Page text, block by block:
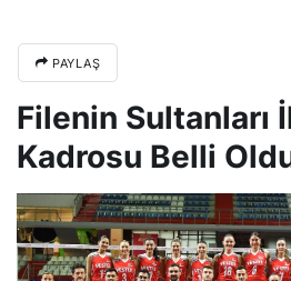
PAYLAŞ
Filenin Sultanları
Kadrosu Belli